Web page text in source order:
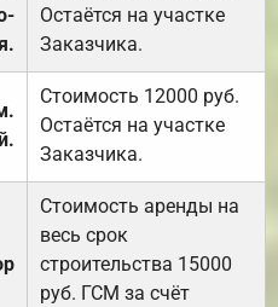
Остаётся на участке
Заказчика.
Стоимость 12000 руб.
Остаётся на участке
Заказчика.
Стоимость аренды на
весь срок
строительства 15000
руб. ГСМ за счёт